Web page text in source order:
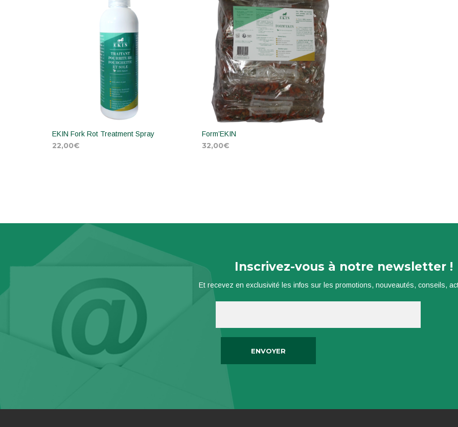
EKIN Fork Rot Treatment Spray
22,00€
Form’EKIN
32,00€
Inscrivez-vous à notre newsletter !
Et recevez en exclusivité les infos sur les promotions, nouveautés, conseils,